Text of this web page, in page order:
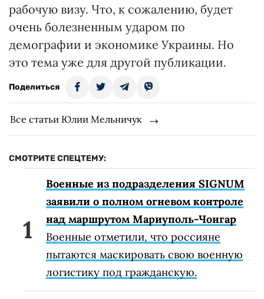
рабочую визу. Что, к сожалению, будет
очень болезненным ударом по
демографии и экономике Украины. Но
это тема уже для другой публикации.
Поделиться
Все статьи Юлии Мельничук
СМОТРИТЕ СПЕЦТЕМУ:
Военные из подразделения SIGNUM
заявили о полном огневом контроле
над маршрутом Мариуполь-Чонгар
Военные отметили, что россияне
пытаются маскировать свою военную
логистику под гражданскую.